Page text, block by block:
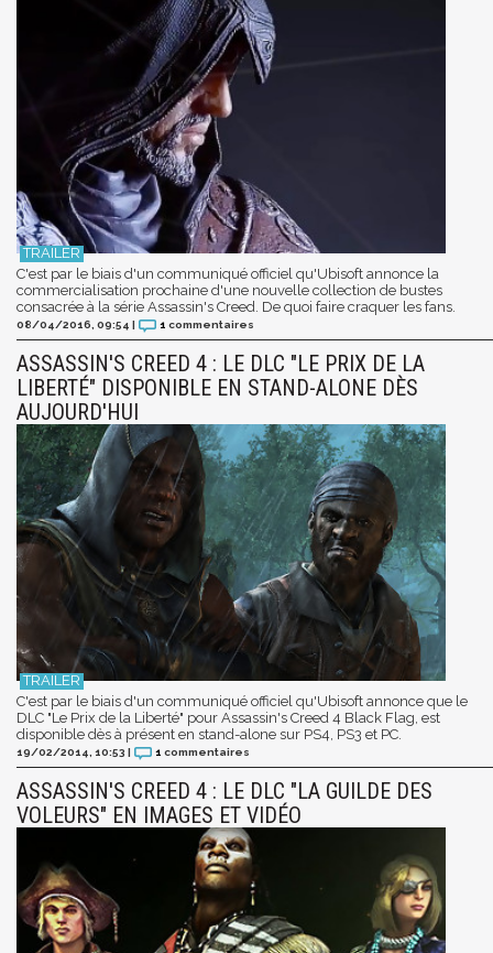
C'est par le biais d'un communiqué officiel qu'Ubisoft annonce la
commercialisation prochaine d'une nouvelle collection de bustes
consacrée à la série Assassin's Creed. De quoi faire craquer les fans.
08/04/2016, 09:54 | 1 commentaires
ASSASSIN'S CREED 4 : LE DLC "LE PRIX DE LA
LIBERTÉ" DISPONIBLE EN STAND-ALONE DÈS
AUJOURD'HUI
C'est par le biais d'un communiqué officiel qu'Ubisoft annonce que le
DLC "Le Prix de la Liberté" pour Assassin's Creed 4 Black Flag, est
disponible dès à présent en stand-alone sur PS4, PS3 et PC.
19/02/2014, 10:53 | 1 commentaires
ASSASSIN'S CREED 4 : LE DLC "LA GUILDE DES
VOLEURS" EN IMAGES ET VIDÉO